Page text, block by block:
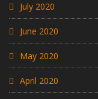
July 2020
June 2020
May 2020
April 2020